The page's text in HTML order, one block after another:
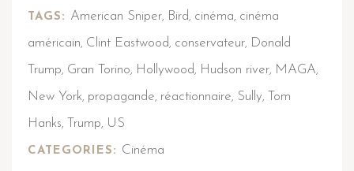
TAGS: American Sniper, Bird, cinéma, cinéma
américain, Clint Eastwood, conservateur, Donald
Trump, Gran Torino, Hollywood, Hudson river, MAGA,
New York, propagande, réactionnaire, Sully,
Tom
Hanks, Trump, US
CATEGORIES: Cinéma